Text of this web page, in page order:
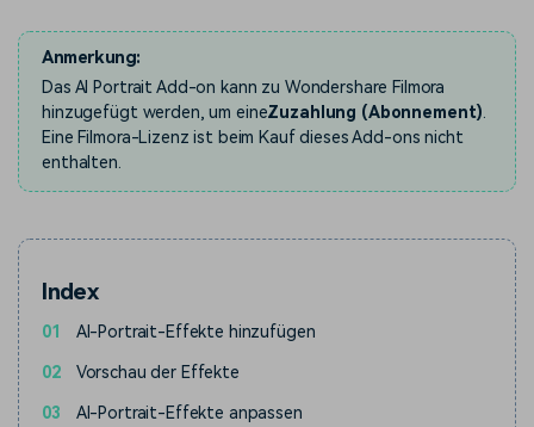
Creator
Monetarisierungs-
Programm
Monetarisieren Sie
Ihren Einfluss mit Filmora
An Freunde empfehlen,
Belohnungen erhalten
Blog
Kunden Erfolg haben
auf Unternehmensebene frei
Anmerkung:
Das AI Portrait Add-on kann zu Wondershare Filmora
hinzugefügt werden, um eineZuzahlung (Abonnement).
Eine Filmora-Lizenz ist beim Kauf dieses Add-ons nicht
enthalten.
Index
01 AI-Portrait-Effekte hinzufügen
02 Vorschau der Effekte
03 AI-Portrait-Effekte anpassen